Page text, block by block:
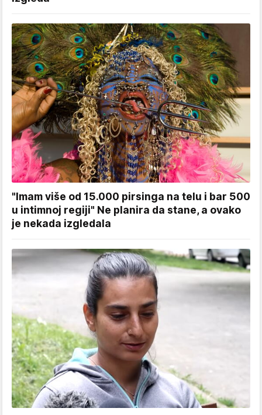
"Imam više od 15.000 pirsinga na telu i bar 500
u intimnoj regiji" Ne planira da stane, a ovako
je nekada izgledala